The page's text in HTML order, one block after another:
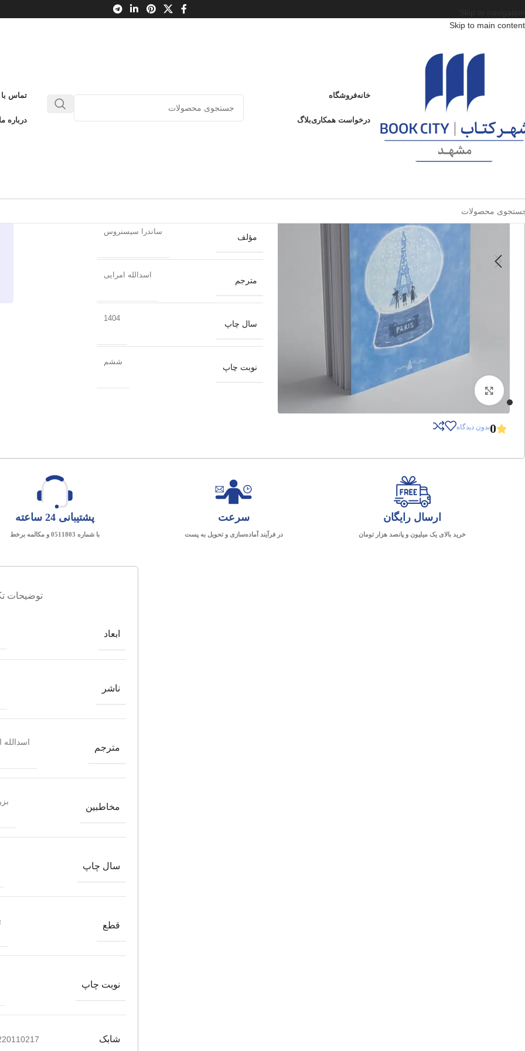
Skip to main content
خانهفروشگاه
درخواست همکاریبلاگ
تماس با
درباره ما
محصولات / کتاب بزرگسال
فروخته شده
0بدون دیدگاه
من از یادت نمی‌کاهم، مارتیتا
مؤلف
ساندرا سیسنروس
مترجم
اسدالله امرایی
سال چاپ
1404
نوبت چاپ
ششم
ارسال رایگان
خرید بالای یک میلیون و پانصد هزار تومان
سرعت
در فرآیند آماده‌سازی و تحویل به پست
پشتیبانی 24 ساعته
با شماره 0511803 و مکالمه برخط
توضیحات
ابعاد
ناشر
مترجم
اسدالله
مخاطبین
سال چاپ
قطع
نوبت چاپ
شابک